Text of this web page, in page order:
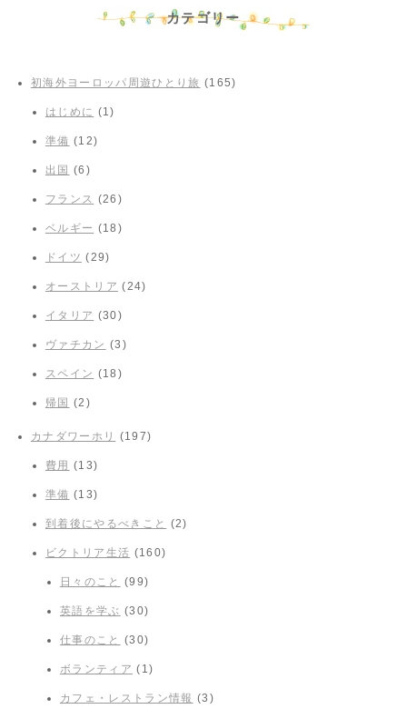
カテゴリー
初海外ヨーロッパ周遊ひとり旅 (165)
はじめに (1)
準備 (12)
出国 (6)
フランス (26)
ベルギー (18)
ドイツ (29)
オーストリア (24)
イタリア (30)
ヴァチカン (3)
スペイン (18)
帰国 (2)
カナダワーホリ (197)
費用 (13)
準備 (13)
到着後にやるべきこと (2)
ビクトリア生活 (160)
日々のこと (99)
英語を学ぶ (30)
仕事のこと (30)
ボランティア (1)
カフェ・レストラン情報 (3)